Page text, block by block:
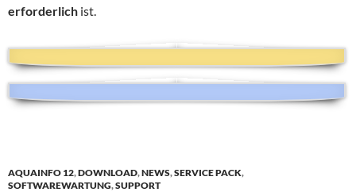
erforderlich ist.
AQUAINFO 12,DOWNLOAD,NEWS,SERVICE PACK,
SOFTWAREWARTUNG,SUPPORT